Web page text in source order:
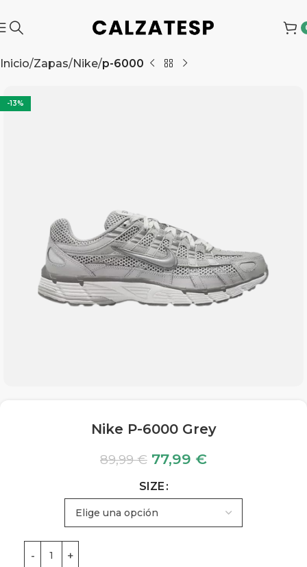
Inicio Zapas Nike p-6000
-13%
Nike P-6000 Grey
89,99€ 77,99 €
SIZE